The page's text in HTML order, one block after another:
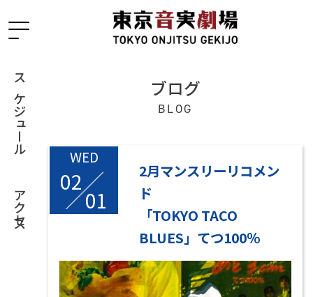
スケジュール
アクセス
ブログ
BLOG
WED
02
01
2月マンスリーリコメン
ド
「TOKYO TACO
BLUES」てつ100％